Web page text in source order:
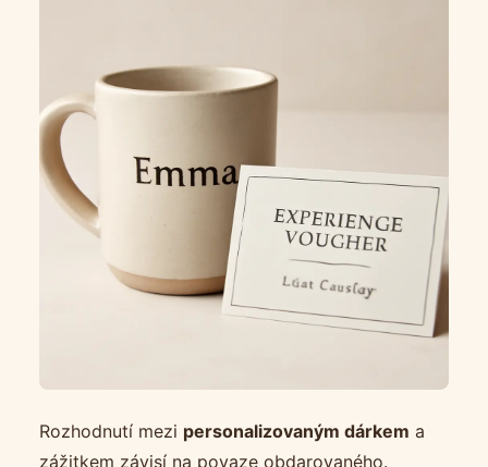
Rozhodnutí mezi personalizovaným dárkem a
zážitkem závisí na povaze obdarovaného.